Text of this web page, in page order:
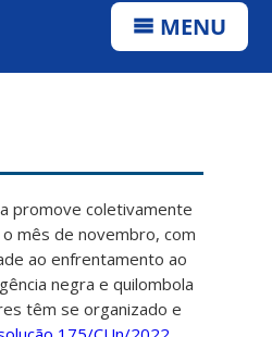
MENU
promove coletivamente
mês de novembro, com
ao enfrentamento ao
negra e quilombola
têm se organizado e